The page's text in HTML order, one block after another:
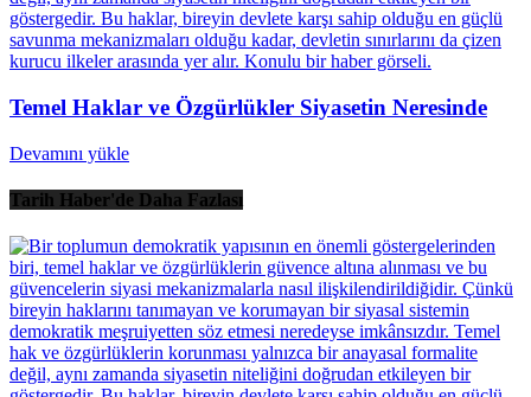
Temel Haklar ve Özgürlükler Siyasetin Neresinde
Devamını yükle
Tarih Haber'de Daha Fazlası